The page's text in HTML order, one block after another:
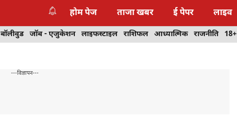
होम पेज ताजा खबर ई पेपर लाइव
बॉलीवुड जॉब - एजुकेशन लाइफस्टाइल राशिफल आध्यात्मिक राजनीति 18+
---विज्ञापन---